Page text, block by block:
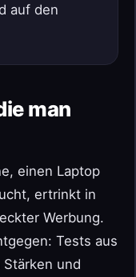
auf den
man
einen Laptop
ertrinkt in
Werbung.
Tests aus
und